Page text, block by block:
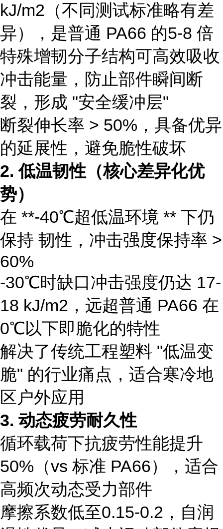
kJ/m2（不同测试标准略有差
异），是普通 PA66 的5-8 倍
特殊增韧分子结构可高效吸收
冲击能量，防止部件瞬间断
裂，形成 "安全缓冲层"
断裂伸长率 > 50%，具备优异
的延展性，避免脆性破坏
2. 低温韧性（核心差异化优
势）
在 **-40℃超低温环境 ** 下仍
保持 韧性，冲击强度保持率 >
60%
-30℃时缺口冲击强度仍达 17-
18 kJ/m2，远超普通 PA66 在
0℃以下即脆化的特性
解决了传统工程塑料 "低温变
脆" 的行业痛点，适合寒冷地
区户外应用
3. 动态疲劳耐久性
循环载荷下抗疲劳性能提升
50%（vs 标准 PA66），适合
高频次动态受力部件
摩擦系数低至0.15-0.2，自润